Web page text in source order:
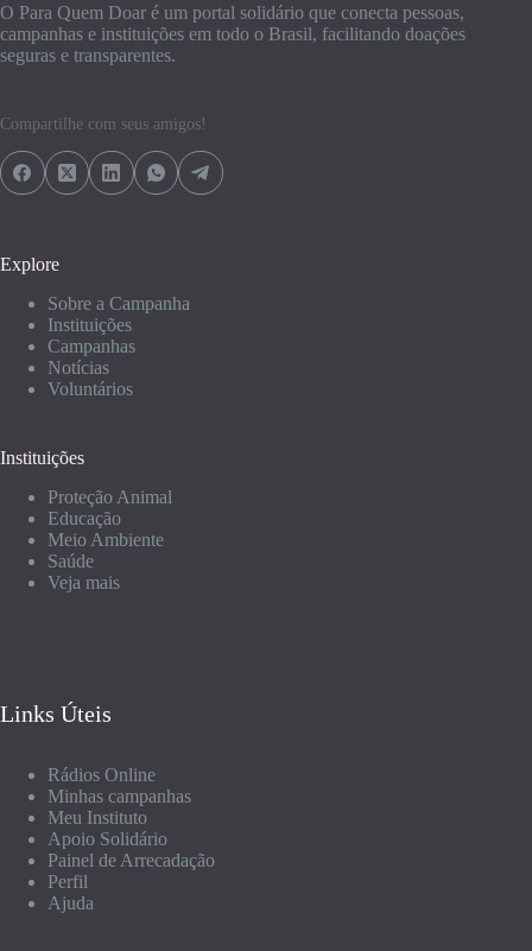
O Para Quem Doar é um portal solidário que conecta pessoas,
campanhas e instituições em todo o Brasil, facilitando doações
seguras e transparentes.
Compartilhe com seus amigos!
Explore
Sobre a Campanha
Instituições
Campanhas
Notícias
Voluntários
Instituições
Proteção Animal
Educação
Meio Ambiente
Saúde
Veja mais
Links Úteis
Rádios Online
Minhas campanhas
Meu Instituto
Apoio Solidário
Painel de Arrecadação
Perfil
Ajuda